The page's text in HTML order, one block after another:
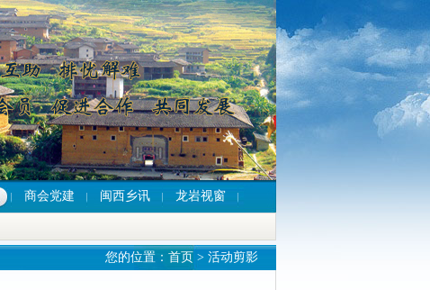
商会党建 闽西乡讯 龙岩视窗
您的位置： 首页 > 活动剪影